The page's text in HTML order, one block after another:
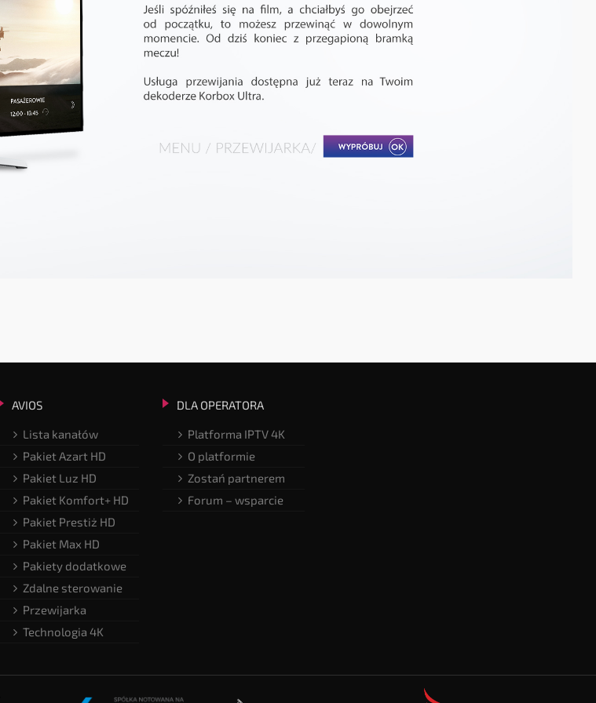
AVIOS
Lista kanałów
Pakiet Azart HD
Pakiet Luz HD
Pakiet Komfort+ HD
Pakiet Prestiż HD
Pakiet Max HD
Pakiety dodatkowe
Zdalne sterowanie
Przewijarka
Technologia 4K
DLA OPERATORA
Platforma IPTV 4K
O platformie
Zostań partnerem
Forum – wsparcie